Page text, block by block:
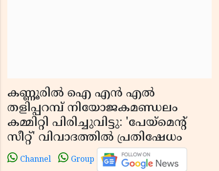
കണ്ണൂരിൽ ഐ എൻ എൽ
തളിപ്പറമ്പ് നിയോജകമണ്ഡലം
കമ്മിറ്റി പിരിച്ചുവിട്ടു: 'പേയ്‌മെൻ്റ്
സീറ്റ്' വിവാദത്തിൽ പ്രതിഷേധം
Channel Group